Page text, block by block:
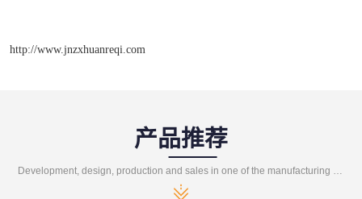
http://www.jnzxhuanreqi.com
产品推荐